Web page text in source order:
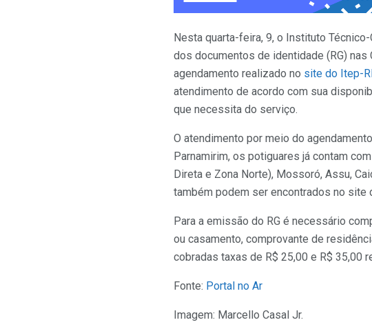
Nesta quarta-feira, 9, o Instituto
dos documentos de identidade (RG) nas
agendamento realizado no site do Itep-
atendimento de acordo com sua
que necessita do serviço.
O atendimento por meio do
Parnamirim, os potiguares já contam
Direta e Zona Norte), Mossoró, Assu,
também podem ser encontrados no site
Para a emissão do RG é necessário
ou casamento, comprovante de
cobradas taxas de R$ 25,00 e R$ 35,00
Fonte: Portal no Ar
Imagem: Marcello Casal Jr.